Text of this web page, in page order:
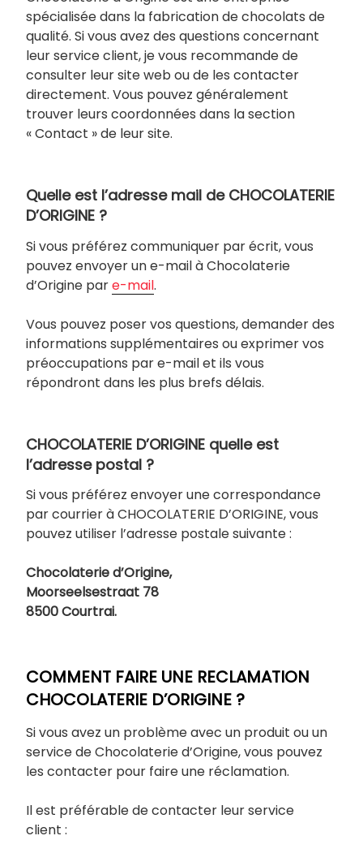
spécialisée dans la fabrication de chocolats de
qualité. Si vous avez des questions concernant
leur service client, je vous recommande de
consulter leur site web ou de les contacter
directement. Vous pouvez généralement
trouver leurs coordonnées dans la section
« Contact » de leur site.
Quelle est l’adresse mail de CHOCOLATERIE
D’ORIGINE ?
Si vous préférez communiquer par écrit, vous
pouvez envoyer un e-mail à Chocolaterie
d’Origine pare-mail.
Vous pouvez poser vos questions, demander des
informations supplémentaires ou exprimer vos
préoccupations par e-mail et ils vous
répondront dans les plus brefs délais.
CHOCOLATERIE D’ORIGINE quelle est
l’adresse postal ?
Si vous préférez envoyer une correspondance
par courrier à CHOCOLATERIE D’ORIGINE, vous
pouvez utiliser l’adresse postale suivante :
Chocolaterie d’Origine,
Moorseelsestraat 78
8500 Courtrai.
COMMENT FAIRE UNE RECLAMATION
CHOCOLATERIE D’ORIGINE ?
Si vous avez un problème avec un produit ou un
service de Chocolaterie d’Origine, vous pouvez
les contacter pour faire une réclamation.
Il est préférable de contacter leur service
client :